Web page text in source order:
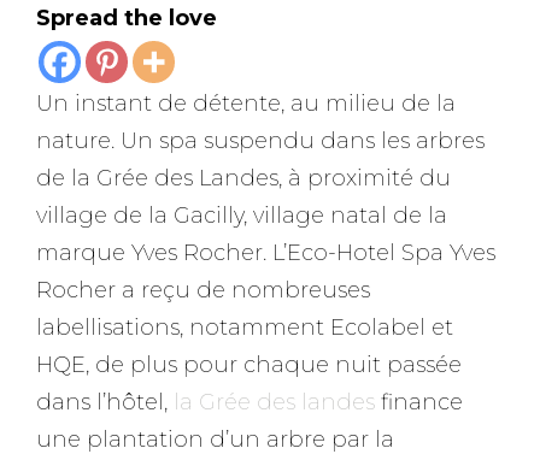
Spread the love
Un instant de détente, au milieu de la
nature. Un spa suspendu dans les arbres
de la Grée des Landes, à proximité du
village de la Gacilly, village natal de la
marque Yves Rocher. L’Eco-Hotel Spa Yves
Rocher a reçu de nombreuses
labellisations, notamment Ecolabel et
HQE, de plus pour chaque nuit passée
dans l’hôtel, la Grée des landes finance
une plantation d’un arbre par la